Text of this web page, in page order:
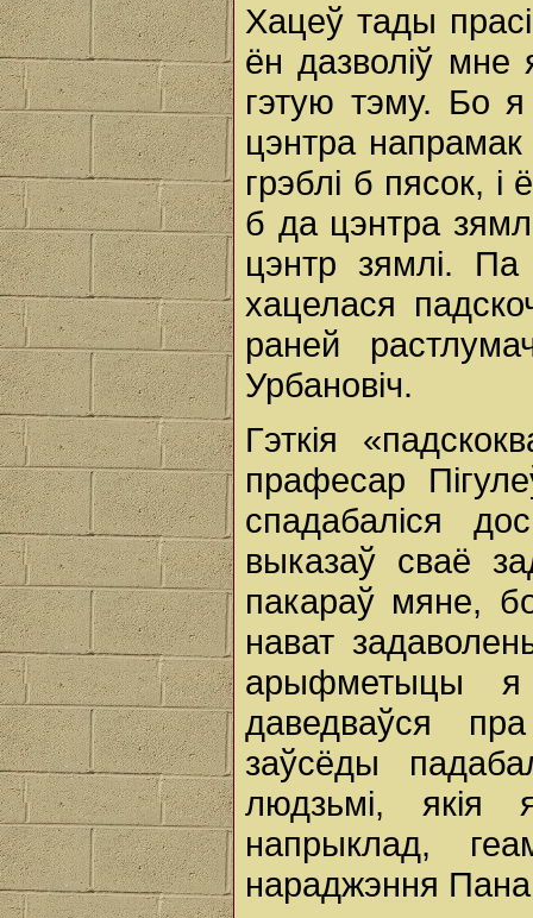
Хацеў тады
ён дазволіў мне
гэтую тэму. Бо
цэнтра
грэблі б пясок,
б да цэнтра
цэнтр зямлі.
хацелася
раней
Урбановіч.
Гэткія
прафесар
спадабаліся
выказаў сваё
пакараў мяне,
нават
арыфметыцы я
даведваўся
заўсёды
людзьмі,
напрыклад,
нараджэння